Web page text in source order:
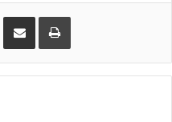
WhatsApp